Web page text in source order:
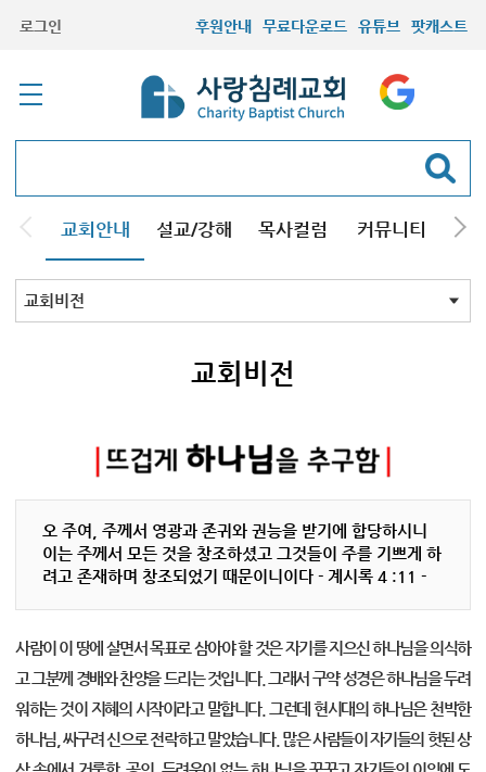
로그인 후원안내 무료다운로드 유튜브 팟캐스트
교회안내 설교/강해 목사컬럼 커뮤니티 기
교회비전
교회비전
오 주여, 주께서 영광과 존귀와 권능을 받기에 합당하시니
이는 주께서 모든 것을 창조하셨고 그것들이 주를 기쁘게 하
려고 존재하며 창조되었기 때문이니이다 - 계시록 4 :11 -
사람이 이 땅에 살면서 목표로 삼아야 할 것은 자기를 지으신 하나님을 의식하
고 그분께 경배와 찬양을 드리는 것입니다. 그래서 구약 성경은 하나님을 두려
워하는 것이 지혜의 시작이라고 말합니다. 그런데 현시대의 하나님은 천박한
하나님, 싸구려 신으로 전락하고 말았습니다. 많은 사람들이 자기들의 헛된 상